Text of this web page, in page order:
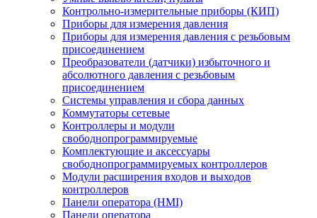
Контрольно-измерительные приборы (КИП)
Приборы для измерения давления
Приборы для измерения давления с резьбовым
присоединением
Преобразователи (датчики) избыточного и
абсолютного давления с резьбовым
присоединением
Системы управления и сбора данных
Коммутаторы сетевые
Контроллеры и модули
свободнопрограммируемые
Комплектующие и аксессуары
свободнопрограммируемых контроллеров
Модули расширения входов и выходов
контроллеров
Панели оператора (HMI)
Панели оператора